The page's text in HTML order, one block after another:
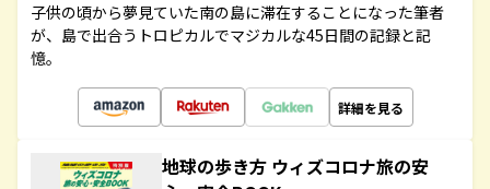
子供の頃から夢見ていた南の島に滞在することになった筆者
が、島で出合うトロピカルでマジカルな45日間の記録と記
憶。
詳細を見る
地球の歩き方 ウィズコロナ旅の安